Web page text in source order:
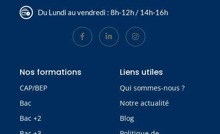
Du Lundi au vendredi : 8h-12h / 14h-16h
Nos formations
CAP/BEP
Bac
Bac +2
Liens utiles
Qui sommes-nous ?
Notre actualité
Blog